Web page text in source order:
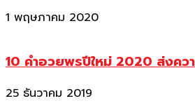
1 พฤษภาคม 2020
10 คำอวยพรปีใหม่ 2020 ส่งค
25 ธันวาคม 2019